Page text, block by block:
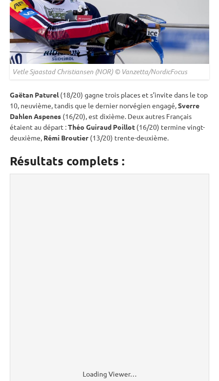
Vetle Sjaastad Christiansen (NOR) © Vanzetta/NordicFocus
Gaëtan Paturel(18/20) gagne trois places et s’invite dans le top
10, neuvième, tandis que le dernier norvégien engagé,Sverre
Dahlen Aspenes (16/20), est dixième. Deux autres Français
étaient au départ :Théo Guiraud Poillot (16/20) termine vingt-
deuxième, Rémi Broutier (13/20) trente-deuxième.
Résultats complets :
Loading Viewer…